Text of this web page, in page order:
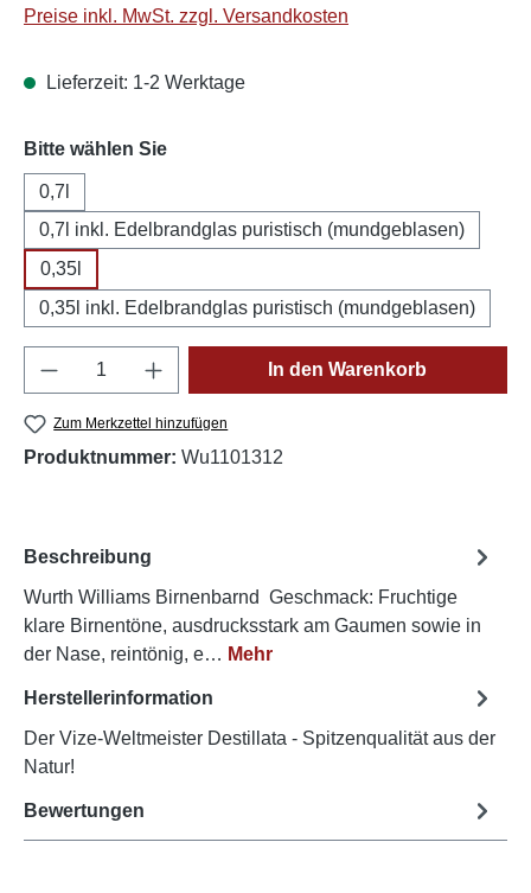
Preise inkl. MwSt. zzgl. Versandkosten
Lieferzeit: 1-2 Werktage
Bitte wählen Sieauswählen
0,7l
0,7l inkl. Edelbrandglas puristisch (mundgeblasen)
0,35l
0,35l inkl. Edelbrandglas puristisch (mundgeblasen)
Produkt Anzahl: Gib den gewünschten
In den Warenkorb
Zum Merkzettel hinzufügen
Produktnummer: Wu1101312
Beschreibung
Wurth Williams Birnenbarnd Geschmack: Fruchtige
klare Birnentöne, ausdrucksstark am Gaumen sowie in
der Nase, reintönig, e… Mehr
Herstellerinformation
Der Vize-Weltmeister Destillata - Spitzenqualität aus der
Natur!
Bewertungen